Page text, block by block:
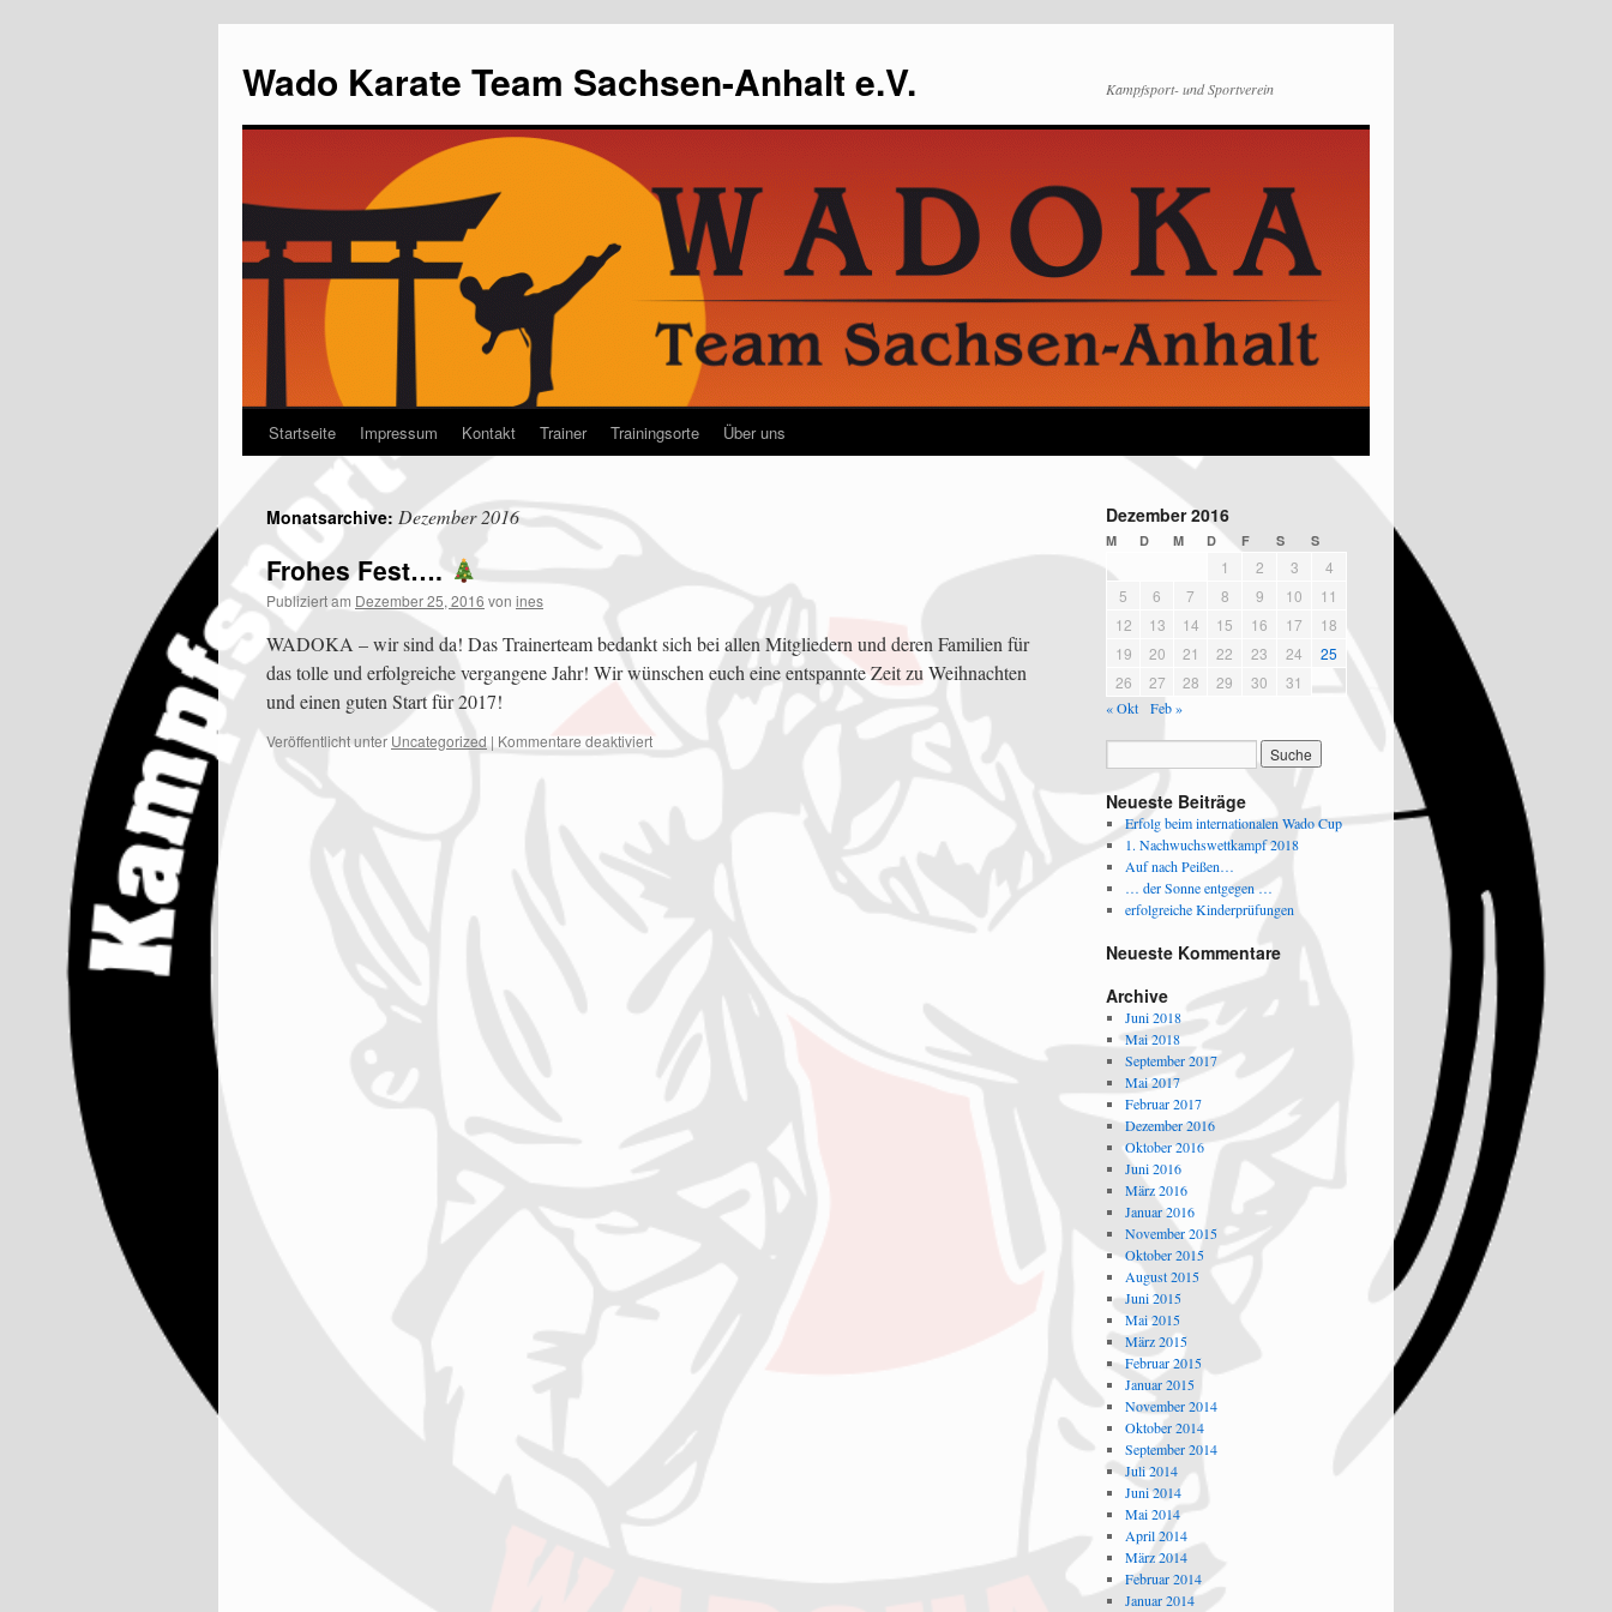
Wado Karate Team Sachsen-Anhalt e.V. Kampfsport- und Sportverein
Startseite Impressum Kontakt Trainer Trainingsorte Über uns
Monatsarchive: Dezember 2016
Frohes Fest….
Publiziert am Dezember 25, 2016 von ines
WADOKA – wir sind da! Das Trainerteam bedankt sich bei allen Mitgliedern und deren Familien für
das tolle und erfolgreiche vergangene Jahr! Wir wünschen euch eine entspannte Zeit zu Weihnachten
und einen guten Start für 2017!
Veröffentlicht unter Uncategorized | Kommentare deaktiviert
Dezember 2016
M D M D F S S
1 2 3
4
5
6 7 8 9 10
11
12
13 14 15 16 17
18
19
20 21 22 23 24
25
26
27 28 29 30 31
« Okt Feb »
Neueste Beiträge
Erfolg beim internationalen Wado Cup
1. Nachwuchswettkampf 2018
Auf nach Peißen…
… der Sonne entgegen …
erfolgreiche Kinderprüfungen
Neueste Kommentare
Archive
Juni 2018
Mai 2018
September 2017
Mai 2017
Februar 2017
Dezember 2016
Oktober 2016
Juni 2016
März 2016
Januar 2016
November 2015
Oktober 2015
August 2015
Juni 2015
Mai 2015
März 2015
Februar 2015
Januar 2015
November 2014
Oktober 2014
September 2014
Juli 2014
Juni 2014
Mai 2014
April 2014
März 2014
Februar 2014
Januar 2014